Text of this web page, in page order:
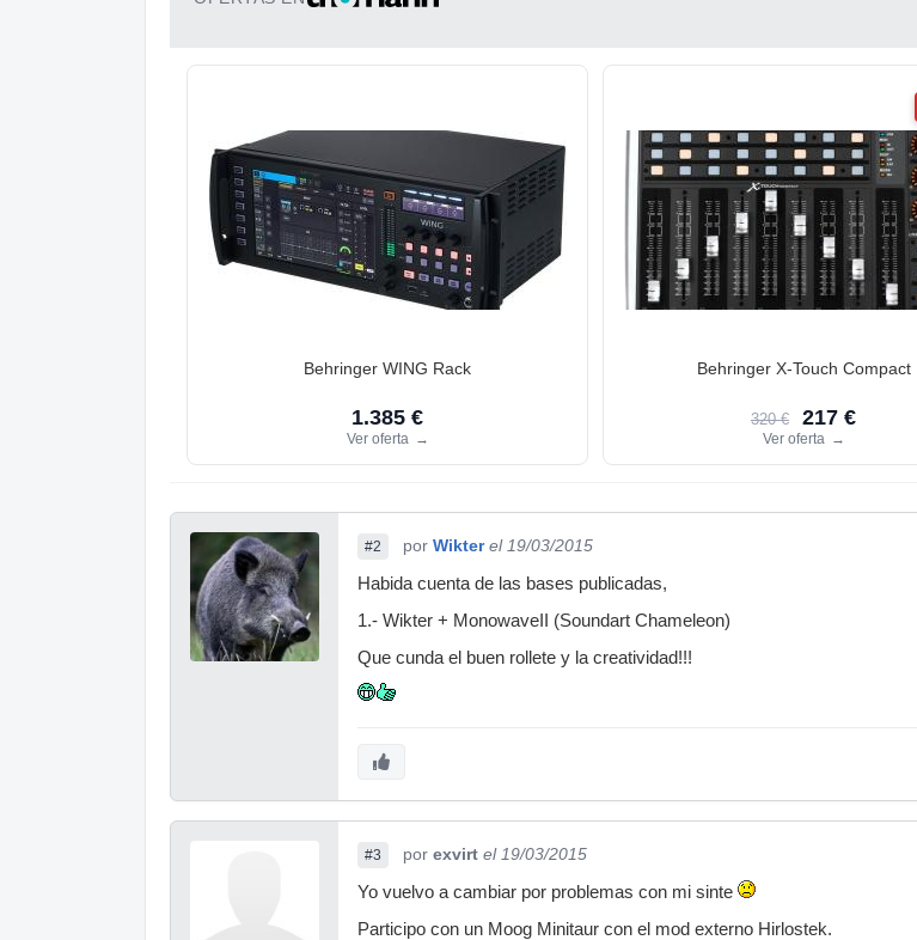
Behringer WING Rack
1.385 €
Ver oferta →
Behringer X-Touch Compact
320 € 217 €
Ver oferta →
#2 por Wikter el 19/03/2015
Habida cuenta de las bases publicadas,
1.- Wikter + MonowaveII (Soundart Chameleon)
Que cunda el buen rollete y la creatividad!!!
#3 por exvirt el 19/03/2015
Yo vuelvo a cambiar por problemas con mi sinte
Participo con un Moog Minitaur con el mod externo Hirlostek.